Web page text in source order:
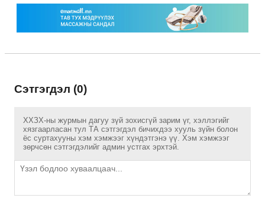
Сэтгэгдэл (0)
ХХЗХ-ны журмын дагуу зүй зохисгүй зарим үг, хэллэгийг
хязгаарласан тул ТА сэтгэгдэл бичихдээ хууль зүйн болон
ёс суртахууны хэм хэмжээг хүндэтгэнэ үү. Хэм хэмжээг
зөрчсөн сэтгэгдэлийг админ устгах эрхтэй.